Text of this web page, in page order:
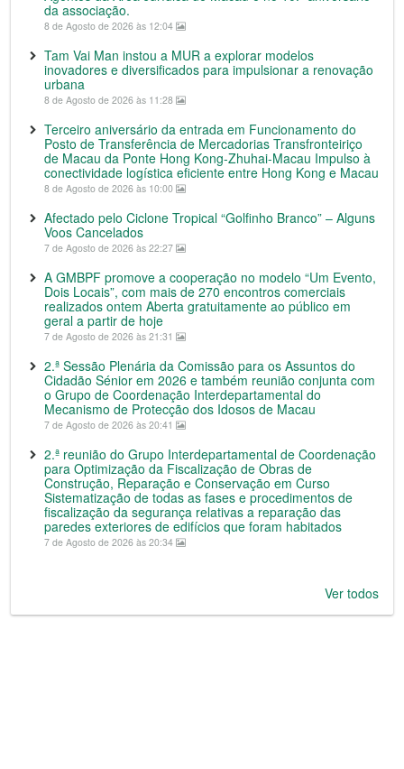
da associação.
8 de Agosto de 2026 às 12:04
Tam Vai Man instou a MUR a explorar modelos
inovadores e diversificados para impulsionar a renovação
urbana
8 de Agosto de 2026 às 11:28
Terceiro aniversário da entrada em Funcionamento do
Posto de Transferência de Mercadorias Transfronteiriço
de Macau da Ponte Hong Kong-Zhuhai-Macau Impulso à
conectividade logística eficiente entre Hong Kong e Macau
8 de Agosto de 2026 às 10:00
Afectado pelo Ciclone Tropical “Golfinho Branco” – Alguns
Voos Cancelados
7 de Agosto de 2026 às 22:27
A GMBPF promove a cooperação no modelo “Um Evento,
Dois Locais”, com mais de 270 encontros comerciais
realizados ontem Aberta gratuitamente ao público em
geral a partir de hoje
7 de Agosto de 2026 às 21:31
2.ª Sessão Plenária da Comissão para os Assuntos do
Cidadão Sénior em 2026 e também reunião conjunta com
o Grupo de Coordenação Interdepartamental do
Mecanismo de Protecção dos Idosos de Macau
7 de Agosto de 2026 às 20:41
2.ª reunião do Grupo Interdepartamental de Coordenação
para Optimização da Fiscalização de Obras de
Construção, Reparação e Conservação em Curso
Sistematização de todas as fases e procedimentos de
fiscalização da segurança relativas a reparação das
paredes exteriores de edifícios que foram habitados
7 de Agosto de 2026 às 20:34
Ver todos